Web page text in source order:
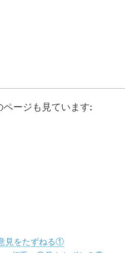
ージも見ています:
見をたずねる①